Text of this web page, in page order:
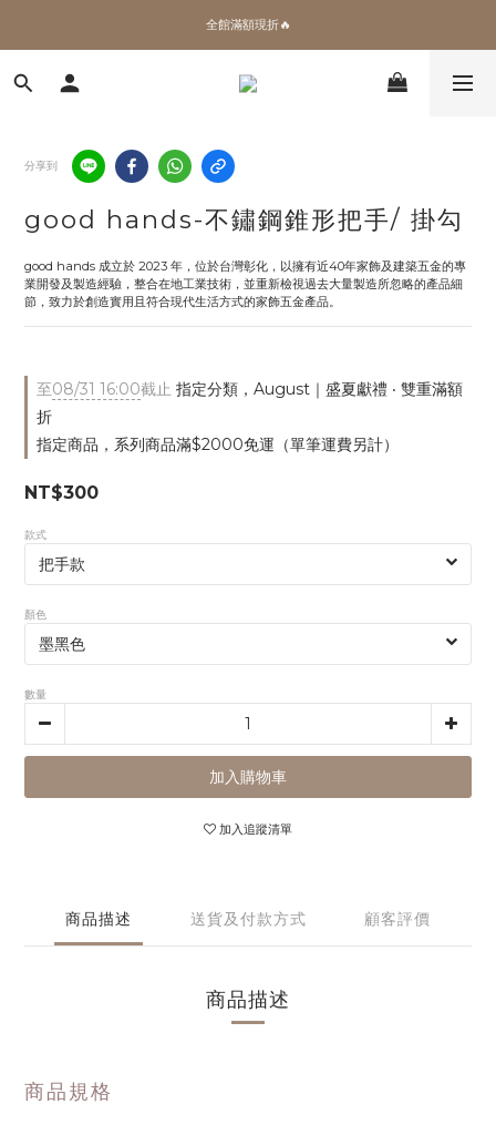
✨加入會員 即領100購物金🎫
全館滿額現折🔥
加拿大Umbra．買千送百🎫
分享到
good hands-不鏽鋼錐形把手/ 掛勾
good hands 成立於 2023 年，位於台灣彰化，以擁有近40年家飾及建築五金的專
業開發及製造經驗，整合在地工業技術，並重新檢視過去大量製造所忽略的產品細
節，致力於創造實用且符合現代生活方式的家飾五金產品。
至08/31 16:00截止 指定分類，August｜盛夏獻禮 ‧ 雙重滿額
折
指定商品，系列商品滿$2000免運（單筆運費另計）
NT$300
款式
顏色
數量
加入購物車
加入追蹤清單
商品描述 送貨及付款方式 顧客評價
商品描述
商品規格